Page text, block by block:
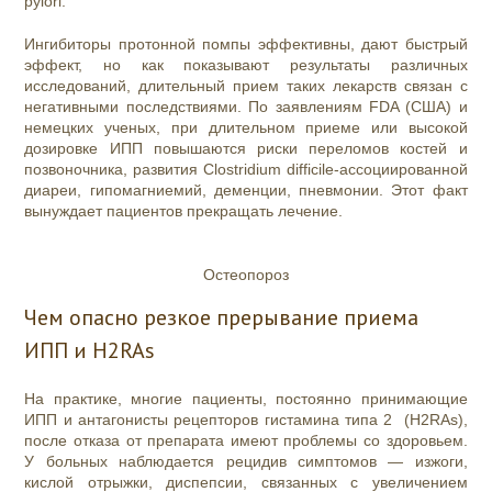
Ингибиторы протонной помпы эффективны, дают быстрый
эффект, но как показывают результаты различных
исследований, длительный прием таких лекарств связан с
негативными последствиями. По заявлениям FDA (США) и
немецких ученых, при длительном приеме или высокой
дозировке ИПП повышаются риски переломов костей и
позвоночника, развития Clostridium difficile-ассоциированной
диареи, гипомагниемий, деменции, пневмонии. Этот факт
вынуждает пациентов прекращать лечение.
Остеопороз
Чем опасно резкое прерывание приема
ИПП и H2RAs
На практике, многие пациенты, постоянно принимающие
ИПП и антагонисты рецепторов гистамина типа 2 (H2RAs),
после отказа от препарата имеют проблемы со здоровьем.
У больных наблюдается рецидив симптомов — изжоги,
кислой отрыжки, диспепсии, связанных с увеличением